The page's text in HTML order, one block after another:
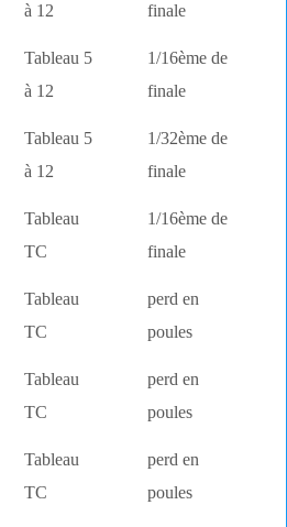
à 12
finale
Tableau 5
à 12
1/16ème de
finale
Tableau 5
à 12
1/32ème de
finale
Tableau
TC
1/16ème de
finale
Tableau
TC
perd en
poules
Tableau
TC
perd en
poules
Tableau
TC
perd en
poules